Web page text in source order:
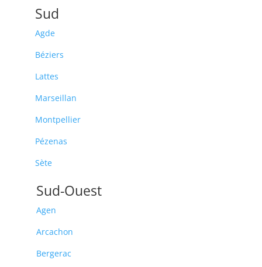
Sud
Agde
Béziers
Lattes
Marseillan
Montpellier
Pézenas
Sète
Sud-Ouest
Agen
Arcachon
Bergerac